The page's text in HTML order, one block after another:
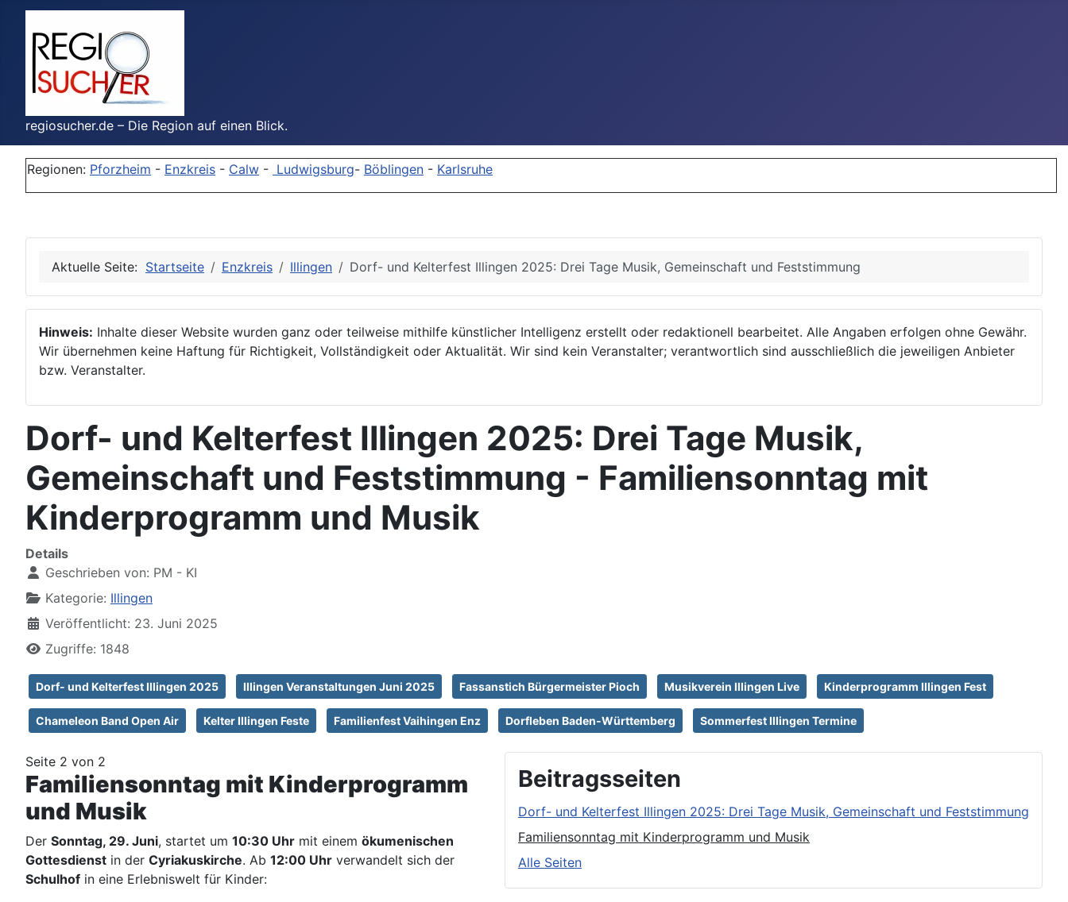
regiosucher.de – Die Region auf einen Blick.
Regionen: Pforzheim - Enzkreis - Calw - Ludwigsburg- Böblingen - Karlsruhe
Aktuelle Seite: Startseite Enzkreis Illingen Dorf- und Kelterfest Illingen 2025: Drei Tage Musik, Gemeinschaft und Feststimmung
Hinweis: Inhalte dieser Website wurden ganz oder teilweise mithilfe künstlicher Intelligenz erstellt oder redaktionell bearbeitet. Alle Angaben erfolgen ohne Gewähr.
Wir übernehmen keine Haftung für Richtigkeit, Vollständigkeit oder Aktualität. Wir sind kein Veranstalter; verantwortlich sind ausschließlich die jeweiligen Anbieter
bzw. Veranstalter.
Dorf- und Kelterfest Illingen 2025: Drei Tage Musik,
Gemeinschaft und Feststimmung - Familiensonntag mit
Kinderprogramm und Musik
Details
Geschrieben von: PM - KI
Kategorie: Illingen
Veröffentlicht: 23. Juni 2025
Zugriffe: 1848
Dorf- und Kelterfest Illingen 2025 Illingen Veranstaltungen Juni 2025 Fassanstich Bürgermeister Pioch Musikverein Illingen Live Kinderprogramm Illingen Fest
Chameleon Band Open Air Kelter Illingen Feste Familienfest Vaihingen Enz Dorfleben Baden-Württemberg Sommerfest Illingen Termine
Beitragsseiten
Dorf- und Kelterfest Illingen 2025: Drei Tage Musik, Gemeinschaft und Feststimmung
Familiensonntag mit Kinderprogramm und Musik
Alle Seiten
Seite 2 von 2
Familiensonntag mit Kinderprogramm
und Musik
Der Sonntag, 29. Juni, startet um 10:30 Uhr mit einem ökumenischen
Gottesdienst in der Cyriakuskirche. Ab 12:00 Uhr verwandelt sich der
Schulhof in eine Erlebniswelt für Kinder: